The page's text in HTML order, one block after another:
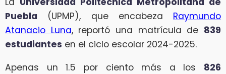
Puebla (UPMP), que encabeza Raymundo
Atanacio Luna, reportó una matrícula de 839
estudiantes en el ciclo escolar 2024-2025.
Apenas un 1.5 por ciento más a los 826